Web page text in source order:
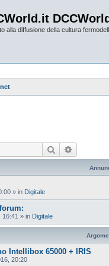
alla diffusione della cultura
Cerca
» in Digitale
16:41 » in Digitale
Intellibox 65000 + IRIS
20:20